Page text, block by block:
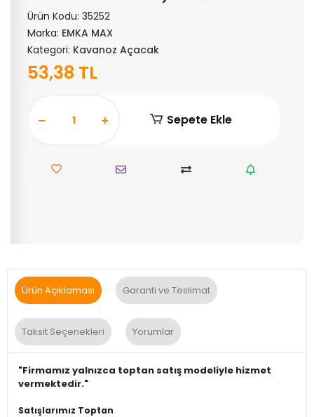
Ürün Kodu: 35252
Marka: EMKA MAX
Kategori: Kavanoz Açacak
53,38 TL
Sepete Ekle
Ürün Açıklaması Garanti ve Teslimat
Taksit Seçenekleri Yorumlar
"Firmamız yalnızca toptan satış modeliyle hizmet
vermektedir."
Satışlarımız Toptan